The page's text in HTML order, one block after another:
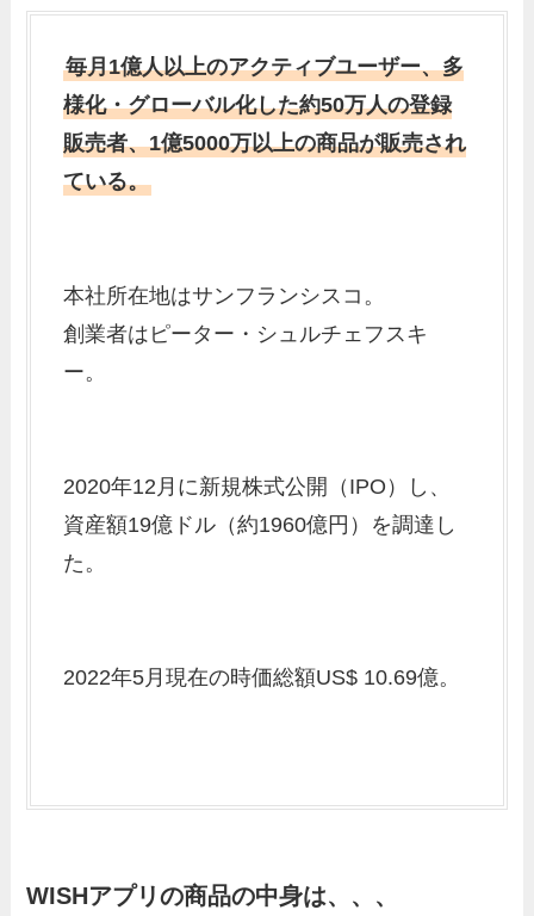
毎月1億人以上のアクティブユーザー、多
様化・グローバル化した約50万人の登録
販売者、1億5000万以上の商品が販売され
ている。
本社所在地はサンフランシスコ。
創業者はピーター・シュルチェフスキ
ー。
2020年12月に新規株式公開（IPO）し、
資産額19億ドル（約1960億円）を調達し
た。
2022年5月現在の時価総額US$ 10.69億。
WISHアプリの商品の中身は、、、